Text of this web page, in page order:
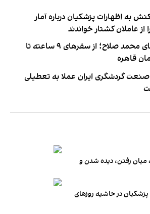
به اظهارات پزشکیان درباره آمار
از عاملان کشتار خواندند
روایت فداکاری‌های محمد صلاح؛ از سفرهای ۹ ساعته تا
قاهره
گردشگری ایران عملا به تعطیلی
میان رفتن، دیده شدن و
در حاشیه روزهای